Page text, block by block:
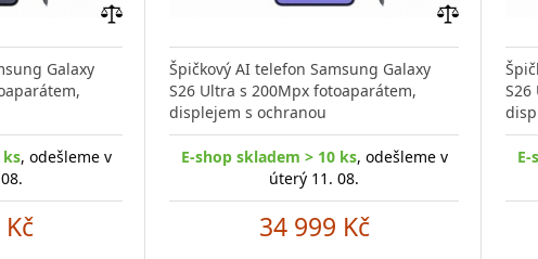
porovnání
Galaxy
ks, odešleme v
porovnání
Špičkový AI telefon Samsung Galaxy
S26 Ultra s 200Mpx fotoaparátem,
displejem s ochranou
E-shop skladem > 10 ks, odešleme v
úterý 11. 08.
34 999 Kč
S26